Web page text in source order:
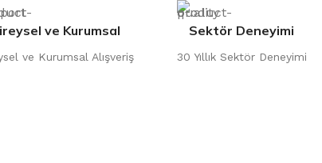
ve Kurumsal
ve Kurumsal Alışveriş
Sektör Deneyimi
30 Yıllık Sektör Deneyimi